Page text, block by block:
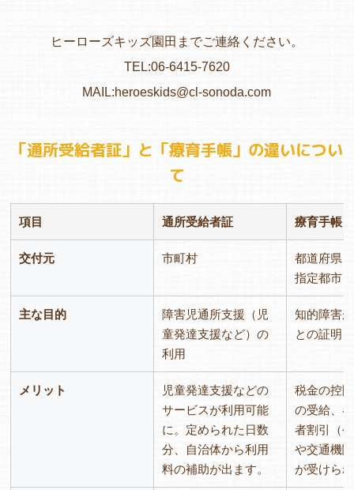
ヒーローズキッズ園田までご連絡ください。
TEL:06-6415-7620
MAIL:heroeskids@cl-sonoda.com
「通所受給者証」と「療育手帳」の違いについ
て
項目 通所受給者証 療育手帳
交付元 市町村
都道府県
指定都市
主な目的
障害児通所支援（児
童発達支援など）の
利用
知的障害
との証明
メリット
児童発達支援などの
サービスが利用可能
に。定められた日数
分、自治体から利用
料の補助が出ます。
税金の控
の受給、
者割引（
や交通機
が受けら